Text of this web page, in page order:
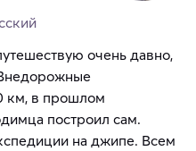
очень давно,
км, в прошлом
построил сам.
на джипе. Всем